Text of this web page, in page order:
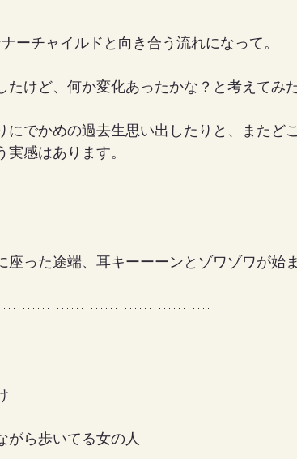
ーチャイルドと向き合う流れになって。
けど、何か変化あったかな？と考えてみた
にでかめの過去生思い出したりと、またど
感はあります。
った途端、耳キーーーンとゾワゾワが始ま
がら歩いてる女の人